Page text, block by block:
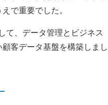
で重要でした。
て、データ管理とビジネス
客データ基盤を構築しまし